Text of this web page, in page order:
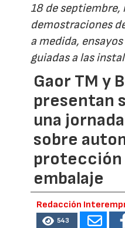
18 de septiembre,
demostraciones
a medida,
guiadas a las
Gaor TM y
presentan
una
sobre
protección
embalaje
Redacción
543